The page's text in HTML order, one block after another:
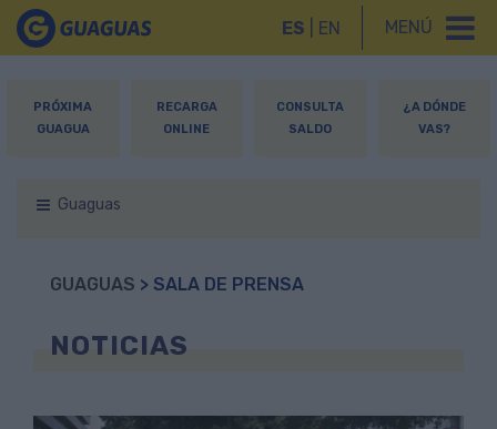
MENÚ
ES EN
PRÓXIMA
GUAGUA
RECARGA
ONLINE
CONSULTA
SALDO
¿A DÓNDE
VAS?
Guaguas
GUAGUAS > SALA DE PRENSA
NOTICIAS